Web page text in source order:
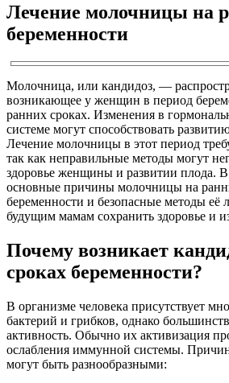
Лечение молочницы на
беременности
Молочница, или кандидоз, —
возникающее у женщин в период
ранних сроках. Изменения в
системе могут способствовать
Лечение молочницы в этот период
так как неправильные методы могут
здоровье женщины и развитии плода. В
основные причины молочницы на
беременности и безопасные методы её
будущим мамам сохранить здоровье и
Почему возникает
сроках беременности?
В организме человека присутствует
бактерий и грибков, однако
активность. Обычно их активизация
ослабления иммунной системы.
могут быть разнообразными: